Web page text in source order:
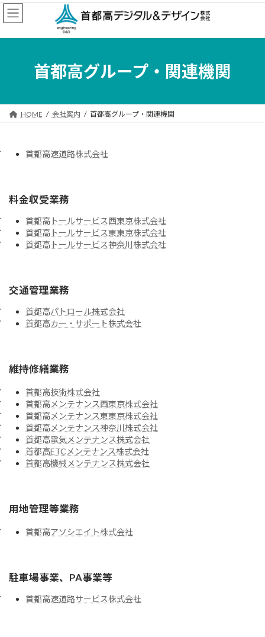
コ
ン
ン
ナ
ビ
ー
首都高グループ・関連機関
HOME 会社案内 首都高グループ・関連機関
首都高速道路株式会社
料金収受業務
首都高トールサービス西東京株式会社
首都高トールサービス東東京株式会社
首都高トールサービス神奈川株式会社
交通管理業務
首都高パトロール株式会社
首都高カー・サポート株式会社
維持修繕業務
首都高技術株式会社
首都高メンテナンス西東京株式会社
首都高メンテナンス東東京株式会社
首都高メンテナンス神奈川株式会社
首都高電気メンテナンス株式会社
首都高ETCメンテナンス株式会社
首都高機械メンテナンス株式会社
用地管理等業務
首都高アソシエイト株式会社
駐車場事業、PA事業等
首都高速道路サービス株式会社